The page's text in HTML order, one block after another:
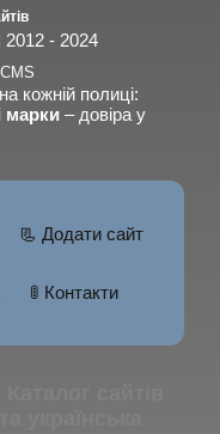
- 2024
кожній полиці:
марки – довіра у
📃 Додати сайт
🚦 Контакти